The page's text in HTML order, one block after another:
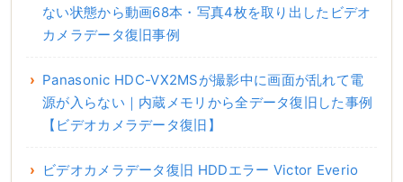
ない状態から動画68本・写真4枚を取り出したビデオ
カメラデータ復旧事例
Panasonic HDC-VX2MSが撮影中に画面が乱れて電
源が入らない｜内蔵メモリから全データ復旧した事例
【ビデオカメラデータ復旧】
ビデオカメラデータ復旧 HDDエラー Victor Everio